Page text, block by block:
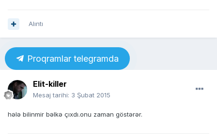
Alıntı
Proqramlar telegramda
Elit-killer
Mesaj tarihi: 3 Şubat 2015
hələ bilinmir bəlkə çıxdı.onu zaman göstərər.